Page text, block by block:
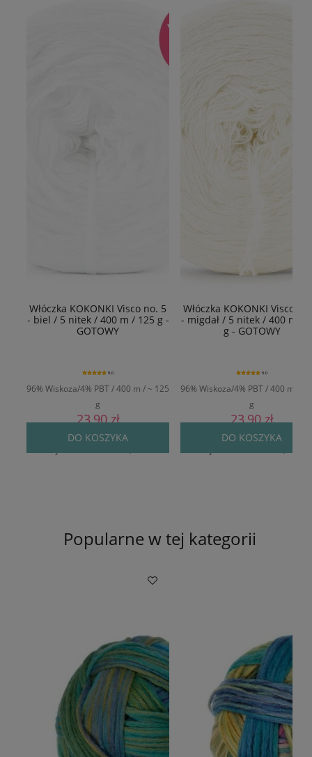
Włóczka KOKONKI Visco no. 5
- biel / 5 nitek / 400 m / 125 g -
GOTOWY
96% Wiskoza/4% PBT / 400 m / ~ 125
g
5.0
23,90 zł
Cena regularna:29,90 zł
DO KOSZYKA
Włóczka KOKONKI Visco
- migdał / 5 nitek / 400 m /
g - GOTOWY
96% Wiskoza/4% PBT / 400 m / ~
g
5.0
23,90 zł
Cena regularna:29,90 zł
DO KOSZYKA
Popularne w tej kategorii